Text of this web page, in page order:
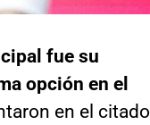
fue su
opción en el
en el citado